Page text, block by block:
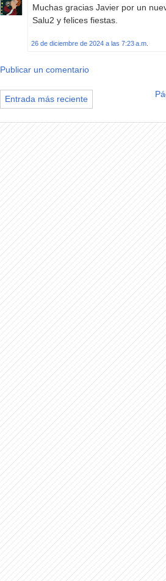
Muchas gracias Javier por un
Salu2 y felices fiestas.
26 de diciembre de 2024 a las 7:23 a.m.
Publicar un comentario
Entrada más reciente